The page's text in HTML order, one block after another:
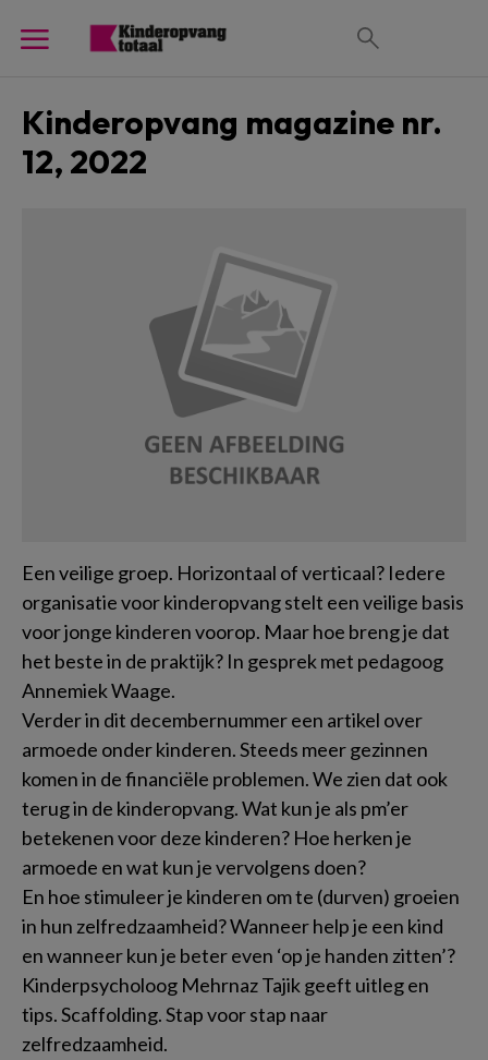
Kinderopvang magazine nr.
12, 2022
Een veilige groep. Horizontaal of verticaal? Iedere
organisatie voor kinderopvang stelt een veilige basis
voor jonge kinderen voorop. Maar hoe breng je dat
het beste in de praktijk? In gesprek met pedagoog
Annemiek Waage.
Verder in dit decembernummer een artikel over
armoede onder kinderen. Steeds meer gezinnen
komen in de financiële problemen. We zien dat ook
terug in de kinderopvang. Wat kun je als pm’er
betekenen voor deze kinderen? Hoe herken je
armoede en wat kun je vervolgens doen?
En hoe stimuleer je kinderen om te (durven) groeien
in hun zelfredzaamheid? Wanneer help je een kind
en wanneer kun je beter even ‘op je handen zitten’?
Kinderpsycholoog Mehrnaz Tajik geeft uitleg en
tips. Scaffolding. Stap voor stap naar
zelfredzaamheid.